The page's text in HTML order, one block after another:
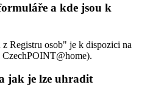
a kde jsou k
Registru osob" je k dispozici na
jak je lze uhradit